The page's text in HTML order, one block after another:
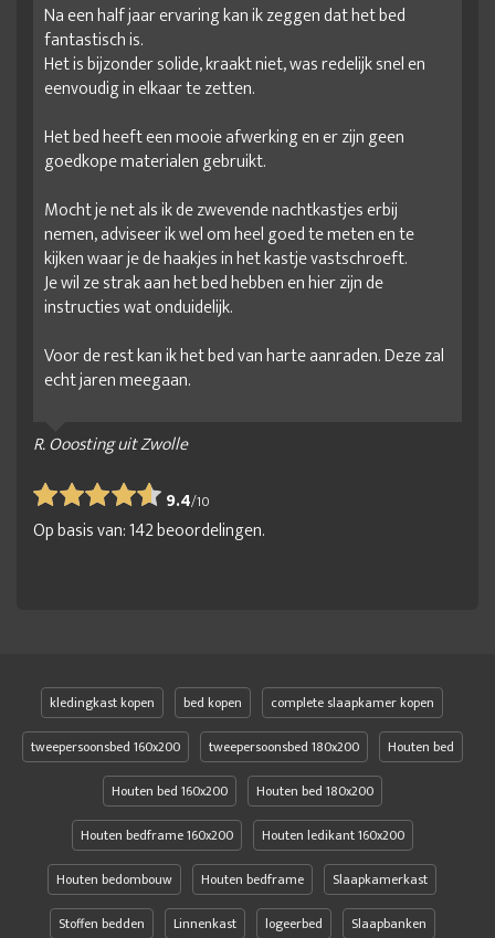
Na een half jaar ervaring kan ik zeggen dat het bed
fantastisch is.
Het is bijzonder solide, kraakt niet, was redelijk snel en
eenvoudig in elkaar te zetten.
Het bed heeft een mooie afwerking en er zijn geen
goedkope materialen gebruikt.
Mocht je net als ik de zwevende nachtkastjes erbij
nemen, adviseer ik wel om heel goed te meten en te
kijken waar je de haakjes in het kastje vastschroeft.
Je wil ze strak aan het bed hebben en hier zijn de
instructies wat onduidelijk.
Voor de rest kan ik het bed van harte aanraden. Deze zal
echt jaren meegaan.
R. Ooosting uit Zwolle
9.4/10
Op basis van:142beoordelingen.
kledingkast kopen bed kopen
complete slaapkamer kopen
tweepersoonsbed 160x200
tweepersoonsbed 180x200
Houten bed
Houten bed 160x200
Houten bed 180x200
Houten bedframe 160x200
Houten ledikant 160x200
Houten bedombouw
Houten bedframe
Slaapkamerkast
Stoffen bedden
Linnenkast logeerbed Slaapbanken